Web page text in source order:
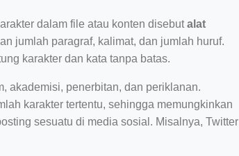
dalam file atau konten disebutalat
jumlah paragraf, kalimat, dan jumlah huruf.
karakter dan kata tanpa batas.
akademisi, penerbitan, dan periklanan.
karakter tertentu, sehingga memungkinkan
sesuatu di media sosial. Misalnya, Twitter